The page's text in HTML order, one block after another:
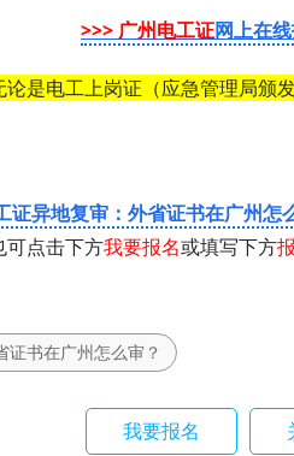
>>> 广州电工证网上在
是电工上岗证（应急管理局颁
证异地复审：外省证书在广州怎
可点击下方我要报名或填写下方
书在广州怎么审？
我要报名